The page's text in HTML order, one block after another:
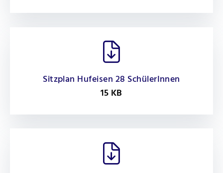
Sitzplan Hufeisen 28 SchülerInnen
15 KB